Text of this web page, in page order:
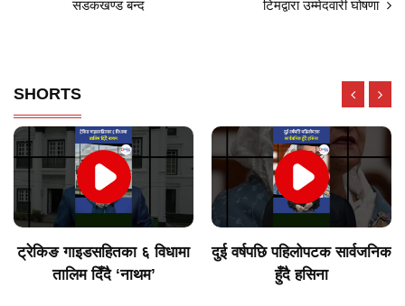
सडकखण्ड बन्द
टिमद्वारा उम्मेदवारी घोषणा
SHORTS
ट्रेकिङ गाइडसहितका ६ विधामा
तालिम दिँदै ‘नाथम’
दुई वर्षपछि पहिलोपटक सार्वजनिक
हुँदै हसिना